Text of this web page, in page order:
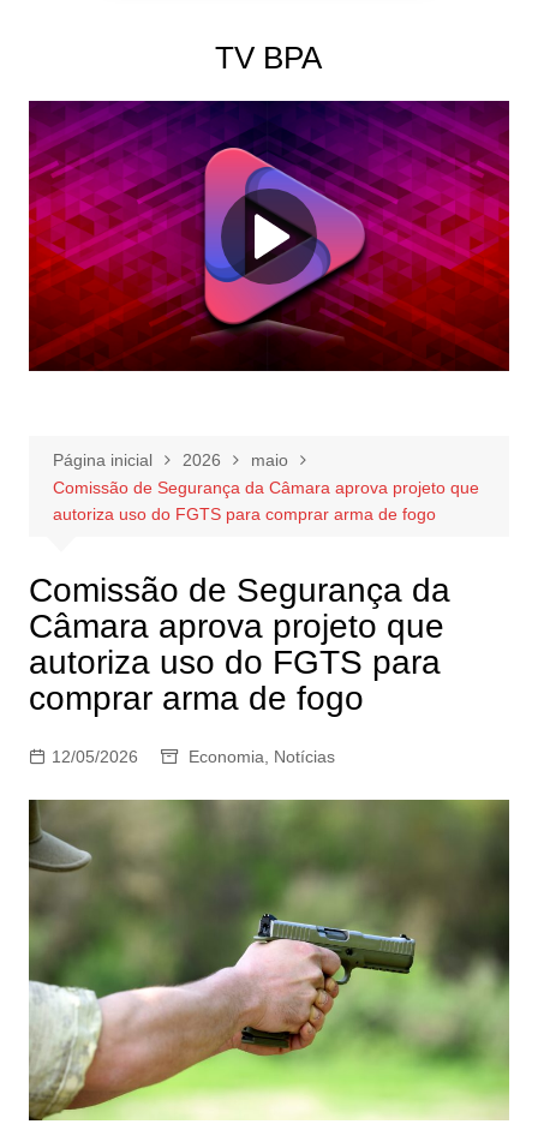
TV BPA
Página inicial 2026
maio
Comissão de Segurança da Câmara aprova projeto que
autoriza uso do FGTS para comprar arma de fogo
Comissão de Segurança da
Câmara aprova projeto que
autoriza uso do FGTS para
comprar arma de fogo
12/05/2026 Economia Notícias